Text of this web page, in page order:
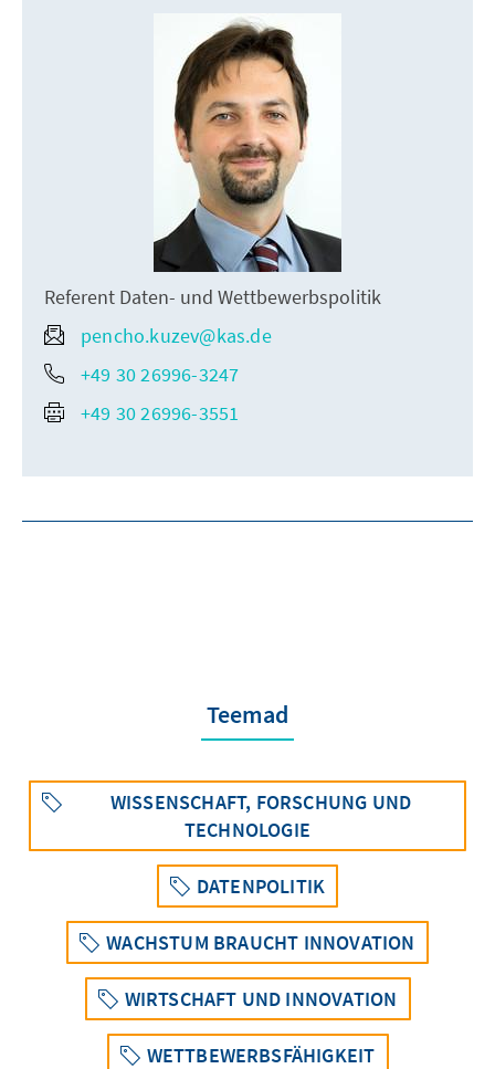
Referent Daten- und Wettbewerbspolitik
pencho.kuzev@kas.de
+49 30 26996-3247
+49 30 26996-3551
Teemad
WISSENSCHAFT, FORSCHUNG UND
TECHNOLOGIE
DATENPOLITIK
WACHSTUM BRAUCHT INNOVATION
WIRTSCHAFT UND INNOVATION
WETTBEWERBSFÄHIGKEIT